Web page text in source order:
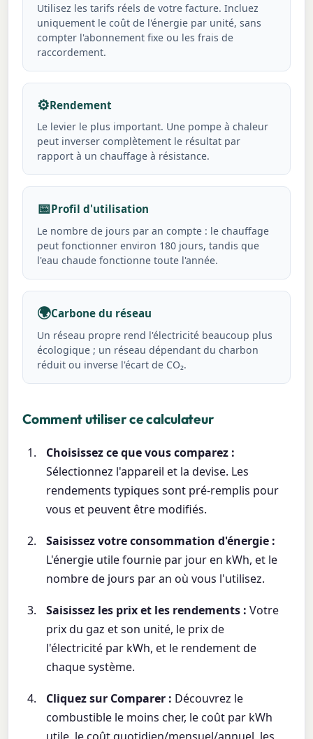
Utilisez les tarifs réels de votre facture. Incluez
uniquement le coût de l'énergie par unité, sans
compter l'abonnement fixe ou les frais de
raccordement.
⚙️Rendement
Le levier le plus important. Une pompe à chaleur
peut inverser complètement le résultat par
rapport à un chauffage à résistance.
📅Profil d'utilisation
Le nombre de jours par an compte : le chauffage
peut fonctionner environ 180 jours, tandis que
l'eau chaude fonctionne toute l'année.
🌍Carbone du réseau
Un réseau propre rend l'électricité beaucoup plus
écologique ; un réseau dépendant du charbon
réduit ou inverse l'écart de CO₂.
Comment utiliser ce calculateur
Choisissez ce que vous comparez :
Sélectionnez l'appareil et la devise. Les
rendements typiques sont pré-remplis pour
vous et peuvent être modifiés.
Saisissez votre consommation d'énergie :
L'énergie utile fournie par jour en kWh, et le
nombre de jours par an où vous l'utilisez.
Saisissez les prix et les rendements : Votre
prix du gaz et son unité, le prix de
l'électricité par kWh, et le rendement de
chaque système.
Cliquez sur Comparer : Découvrez le
combustible le moins cher, le coût par kWh